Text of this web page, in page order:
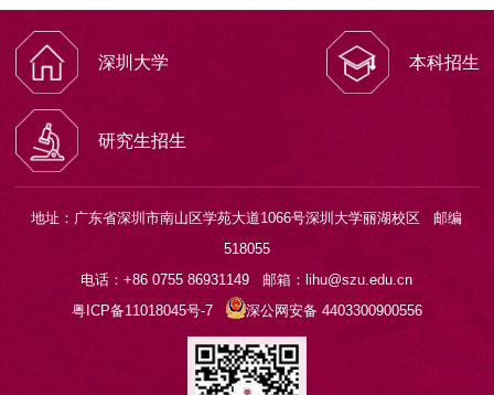
深圳大学 本科招生
研究生招生
地址：广东省深圳市南山区学苑大道1066号深圳大学丽湖校区 邮编
518055
电话：+86 0755 86931149 邮箱：lihu@szu.edu.cn
粤ICP备11018045号-7
深公网安备 4403300900556